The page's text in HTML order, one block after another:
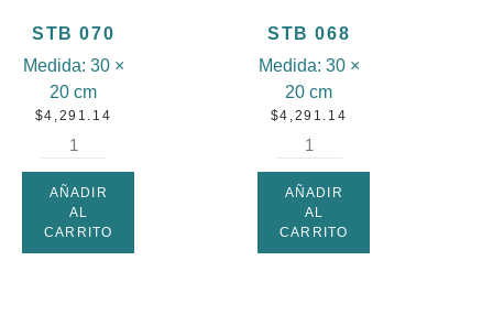
STB 070
Medida: 30 ×
20 cm
$4,291.14
AÑADIR
AL
CARRITO
STB 068
Medida: 30 ×
20 cm
$4,291.14
AÑADIR
AL
CARRITO